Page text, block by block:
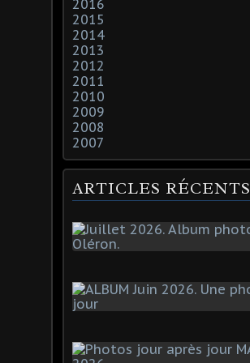
2016
2015
2014
2013
2012
2011
2010
2009
2008
2007
ARTICLES RÉCENTS